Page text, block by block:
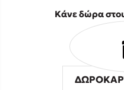
Κάνε δώρα